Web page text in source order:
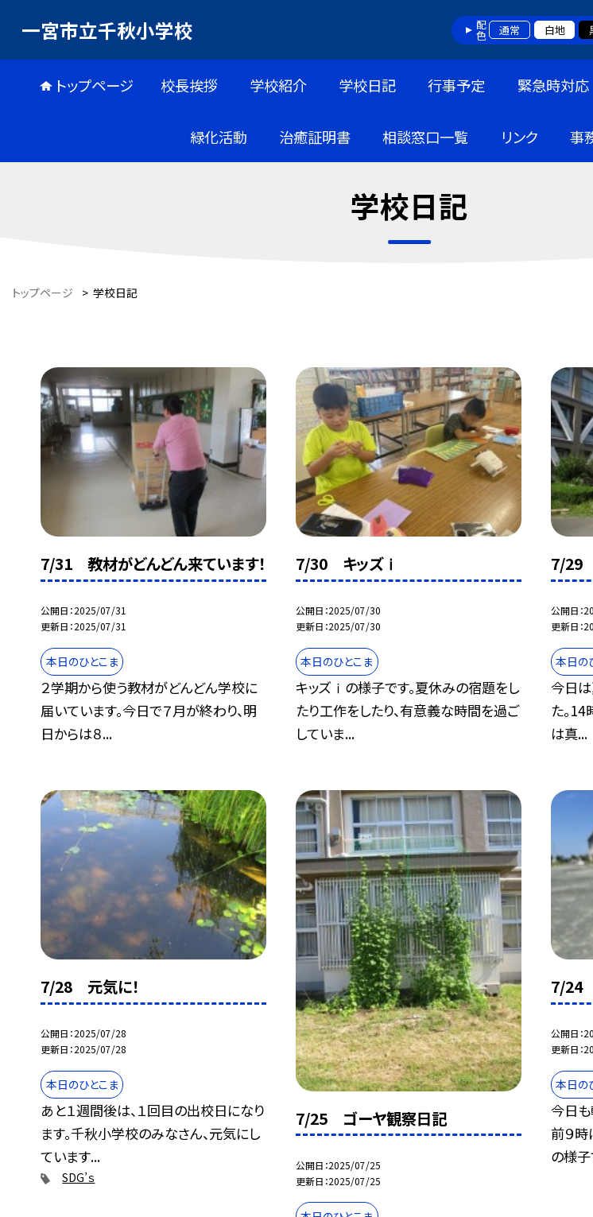
一宮市立千秋小学校 配色 通常 白地
トップページ 校長挨拶 学校紹介 学校日記 行事予定 緊急時対応
緑化活動 治癒証明書 相談窓口一覧 リンク 事
学校日記
トップページ > 学校日記
7/31 教材がどんどん来ています！
公開日 2025/07/31
更新日 2025/07/31
本日のひとこま
２学期から使う教材がどんどん学校に
届いています。今日で７月が終わり、明
日からは８...
7/30 キッズⅰ
公開日 2025/07/30
更新日 2025/07/30
本日のひとこま
キッズⅰの様子です。夏休みの宿題をし
たり工作をしたり、有意義な時間を過ご
していま...
7/29
公開日
更新日
本日の
今日
た。
は真...
7/28 元気に！
公開日 2025/07/28
更新日 2025/07/28
本日のひとこま
あと１週間後は、１回目の出校日になり
ます。千秋小学校のみなさん、元気にし
ています...
SDG’ｓ
7/25 ゴーヤ観察日記
公開日 2025/07/25
更新日 2025/07/25
7/24
公開日
更新日
本日の
今日も
前９時
の様